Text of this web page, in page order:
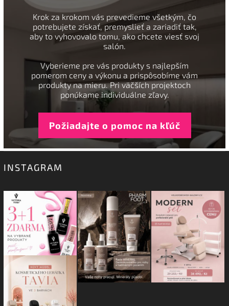
Krok za krokom vás prevedieme všetkým, čo
potrebujete získať, premyslieť a zariadiť tak,
aby to vyhovovalo tomu, ako chcete viesť svoj
salón.
Vyberieme pre vás produkty s najlepším
pomerom ceny a výkonu a prispôsobíme vám
produkty na mieru. Pri väčších projektoch
ponúkame individuálne zľavy.
Požiadajte o pomoc na kľúč
INSTAGRAM